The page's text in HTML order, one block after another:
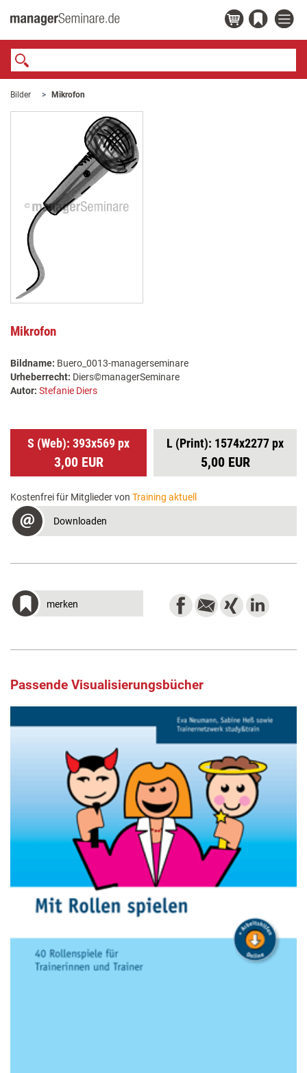
Bilder Mikrofon
Mikrofon
Bildname: Buero_0013-managerseminare
Urheberrecht: Diers©managerSeminare
Autor: Stefanie Diers
S (Web): 393x569 px
3,00 EUR
L (Print): 1574x2277 px
5,00 EUR
Kostenfrei für Mitglieder von Training aktuell
Downloaden
merken
Passende Visualisierungsbücher